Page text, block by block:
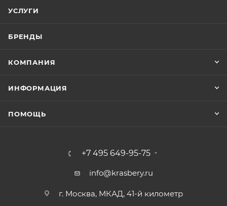
УСЛУГИ
БРЕНДЫ
КОМПАНИЯ
ИНФОРМАЦИЯ
ПОМОЩЬ
+7 495 649-95-75
info@krasbery.ru
г. Москва, МКАД, 41-й километр